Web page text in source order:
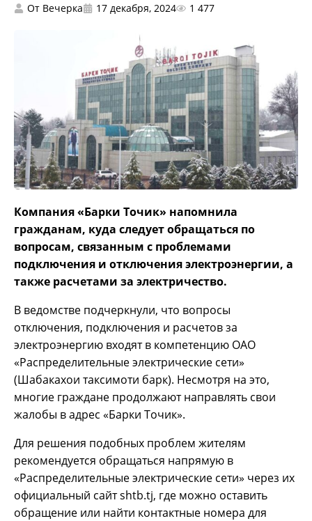
От Вечерка 17 декабря, 2024 1 477
Компания «Барки Точик» напомнила
гражданам, куда следует обращаться по
вопросам, связанным с проблемами
подключения и отключения электроэнергии, а
также расчетами за электричество.
В ведомстве подчеркнули, что вопросы
отключения, подключения и расчетов за
электроэнергию входят в компетенцию ОАО
«Распределительные электрические сети»
(Шабакахои таксимоти барк). Несмотря на это,
многие граждане продолжают направлять свои
жалобы в адрес «Барки Точик».
Для решения подобных проблем жителям
рекомендуется обращаться напрямую в
«Распределительные электрические сети» через их
официальный сайт shtb.tj, где можно оставить
обращение или найти контактные номера для